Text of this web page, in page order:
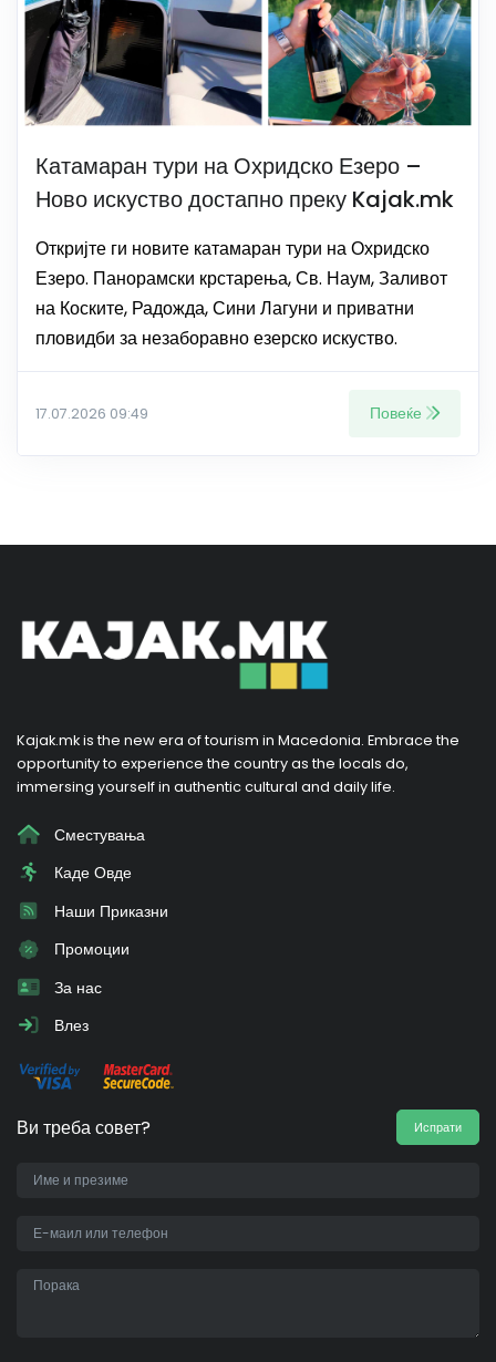
Катамаран тури на Охридско Езеро –
Ново искуство достапно преку Kajak.mk
Откријте ги новите катамаран тури на Охридско
Езеро. Панорамски крстарења, Св. Наум, Заливот
на Коските, Радожда, Сини Лагуни и приватни
пловидби за незаборавно езерско искуство.
17.07.2026 09:49 Повеќе
Kajak.mk is the new era of tourism in Macedonia. Embrace the
opportunity to experience the country as the locals do,
immersing yourself in authentic cultural and daily life.
Сместувања
Каде Овде
Наши Приказни
Промоции
За нас
Влез
Ви треба совет? Испрати